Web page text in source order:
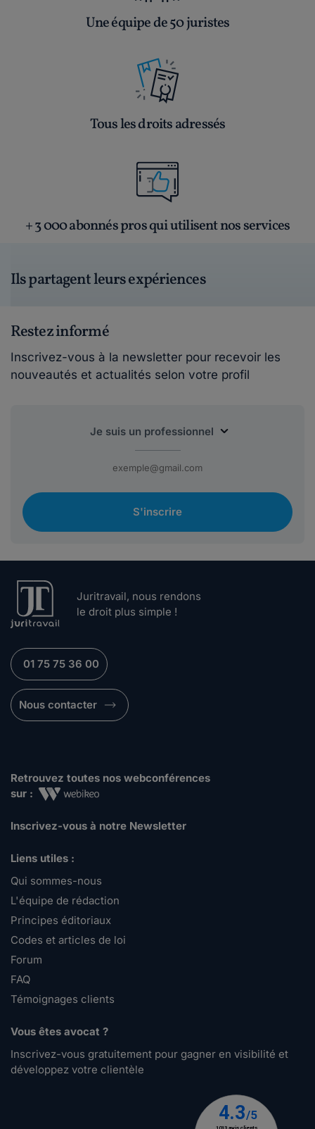
Une équipe de 50 juristes
Tous les droits adressés
+ 3 000 abonnés pros qui utilisent nos services
Ils partagent leurs expériences
Restez informé
Inscrivez-vous à la newsletter pour recevoir les
nouveautés et actualités selon votre profil
S'inscrire
Juritravail, nous rendons
le droit plus simple !
01 75 75 36 00
Nous contacter
Retrouvez toutes nos webconférences
sur :
Inscrivez-vous à notre Newsletter
Liens utiles :
Qui sommes-nous
L'équipe de rédaction
Principes éditoriaux
Codes et articles de loi
Forum
FAQ
Témoignages clients
Vous êtes avocat ?
Inscrivez-vous gratuitement pour gagner en visibilité et
développez votre clientèle